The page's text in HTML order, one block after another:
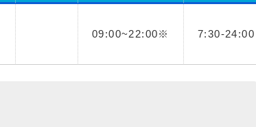
09:00~22:00※ 7:30-24:00